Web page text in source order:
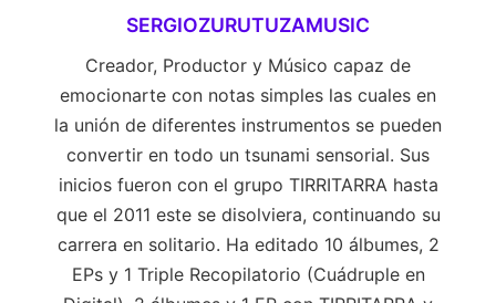
Digitales
del
RECOPILATORIO,
coincide
con
el
día
en
el
que
SERGIOZURUTUZAMUSIC
Creador, Productor y Músico capaz de
emocionarte con notas simples las cuales en
la unión de diferentes instrumentos se pueden
convertir en todo un tsunami sensorial. Sus
inicios fueron con el grupo TIRRITARRA hasta
que el 2011 este se disolviera, continuando su
carrera en solitario. Ha editado 10 álbumes, 2
EPs y 1 Triple Recopilatorio (Cuádruple en